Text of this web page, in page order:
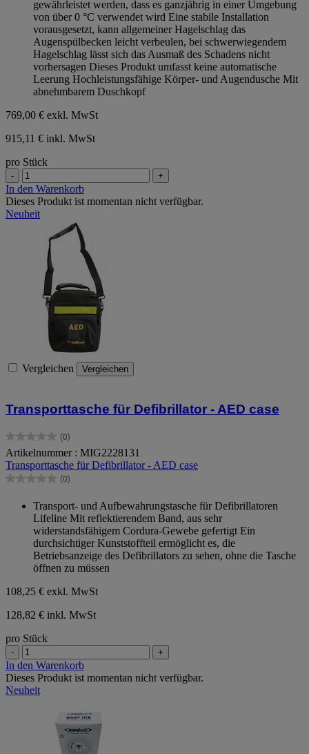
gewährleistet werden, dass es ganzjährig in einer Umgebung
von über 0 °C verwendet wird Eine stabile Installation
vorausgesetzt, kann allgemeiner Hagelschlag das
Augenspülbecken leicht verbeulen, bei schwerwiegendem
Hagelschlag lässt sich das Ausmaß des Schadens nicht
vorhersagen Dieses Produkt umfasst keine automatische
Leerung Hochleistungsfähige Körper- und Augendusche Mit
abnehmbarem Duschkopf
769,00 € exkl. MwSt
915,11 € inkl. MwSt
pro Stück
- +
In den Warenkorb
Dieses Produkt ist momentan nicht verfügbar.
Neuheit
Vergleichen Vergleichen
Transporttasche für Defibrillator - AED case
(0)
0.0
von
5
Sternen.
Artikelnummer : MIG2228131
Transporttasche für Defibrillator - AED case
(0)
0.0
Sternen.
Transport- und Aufbewahrungstasche für Defibrillatoren
Lifeline Mit reflektierendem Band, aus sehr
widerstandsfähigem Cordura-Gewebe gefertigt Ein
durchsichtiger Kunststoffteil ermöglicht es, die
Betriebsanzeige des Defibrillators zu sehen, ohne die Tasche
öffnen zu müssen
108,25 € exkl. MwSt
128,82 € inkl. MwSt
pro Stück
- +
In den Warenkorb
Dieses Produkt ist momentan nicht verfügbar.
Neuheit